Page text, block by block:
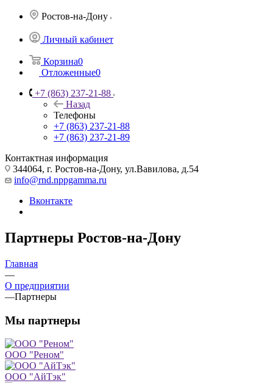
Ростов-на-Дону
Личный кабинет
Корзина0
Отложенные0
+7 (863) 237-21-88
Назад
Телефоны
+7 (863) 237-21-88
+7 (863) 237-21-89
Контактная информация
344064, г. Ростов-на-Дону, ул.Вавилова, д.54
info@rnd.nppgamma.ru
Вконтакте
Партнеры Ростов-на-Дону
Главная
—
О предприятии
—Партнеры
Мы партнеры
ООО "Реном"
ООО "АйТэк"